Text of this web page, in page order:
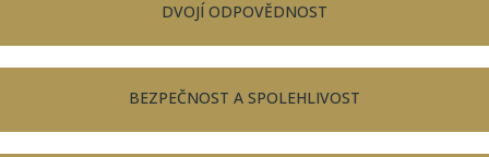
DVOJÍ ODPOVĚDNOST
BEZPEČNOST A SPOLEHLIVOST